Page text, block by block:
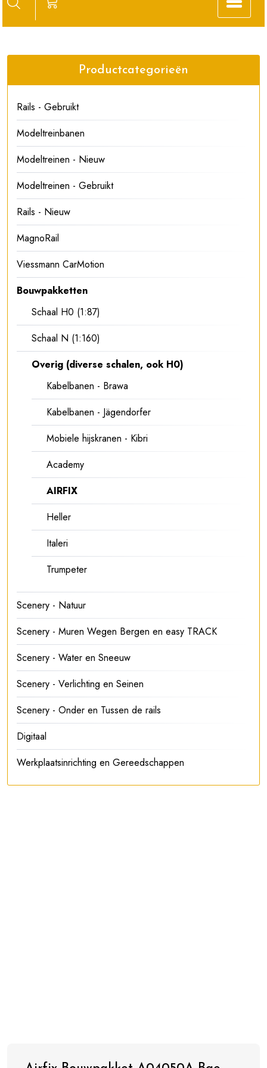
Productcategorieën
Rails - Gebruikt
Modeltreinbanen
Modeltreinen - Nieuw
Modeltreinen - Gebruikt
Rails - Nieuw
MagnoRail
Viessmann CarMotion
Bouwpakketten
Schaal H0 (1:87)
Schaal N (1:160)
Overig (diverse schalen, ook H0)
Kabelbanen - Brawa
Kabelbanen - Jägendorfer
Mobiele hijskranen - Kibri
Academy
AIRFIX
Heller
Italeri
Trumpeter
Scenery - Natuur
Scenery - Muren Wegen Bergen en easy TRACK
Scenery - Water en Sneeuw
Scenery - Verlichting en Seinen
Scenery - Onder en Tussen de rails
Digitaal
Werkplaatsinrichting en Gereedschappen